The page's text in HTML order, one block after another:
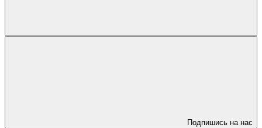
Подпишись на нас